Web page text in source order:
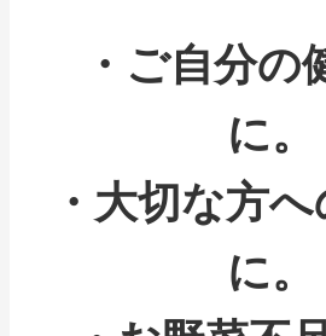
・ご自分の
に。
・大切な方
に。